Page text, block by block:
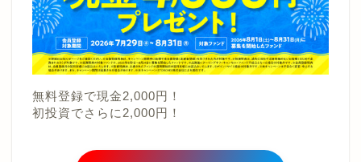
無料登録で現金2,000円！
初投資でさらに2,000円！